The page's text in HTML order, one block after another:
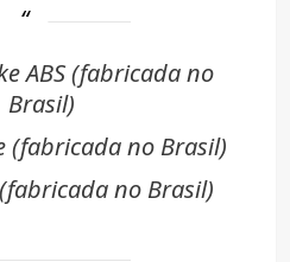
ABS (fabricada no
Brasil)
(fabricada no Brasil)
no Brasil)